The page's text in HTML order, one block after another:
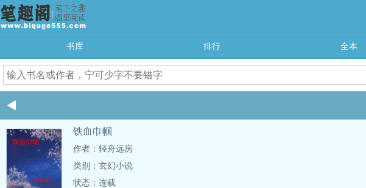
书库 排行 全本
铁血巾帼
作者：轻舟远房
类别：玄幻小说
状态：连载